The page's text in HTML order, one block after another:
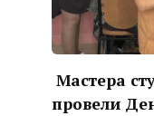
Мастера
провели